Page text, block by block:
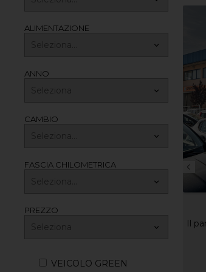
ALIMENTAZIONE
ANNO
CAMBIO
FASCIA CHILOMETRICA
PREZZO
VEICOLO GREEN
auto ORANGE CAR è il cuore della